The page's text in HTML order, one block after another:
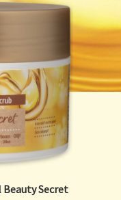
Beauty Secret